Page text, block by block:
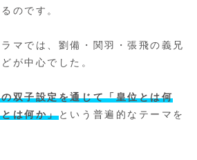
のです。
マでは、劉備・関羽・張飛の義兄
が中心でした。
双子設定を通じて「皇位とは何
は何か」という普遍的なテーマを